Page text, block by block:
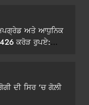
ਅਤੇ ਆਧੁਨਿਕ
ਕਰੋੜ ਰੁਪਏ:
ਦੀ ਸਿਰ ‘ਚ ਗੋਲ਼ੀ